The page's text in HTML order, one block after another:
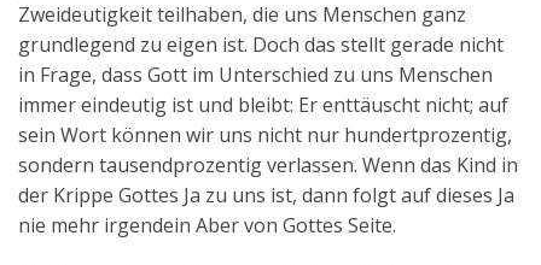
Zweideutigkeit teilhaben, die uns Menschen ganz
grundlegend zu eigen ist. Doch das stellt gerade nicht
in Frage, dass Gott im Unterschied zu uns Menschen
immer eindeutig ist und bleibt: Er enttäuscht nicht; auf
sein Wort können wir uns nicht nur hundertprozentig,
sondern tausendprozentig verlassen. Wenn das Kind in
der Krippe Gottes Ja zu uns ist, dann folgt auf dieses Ja
nie mehr irgendein Aber von Gottes Seite.